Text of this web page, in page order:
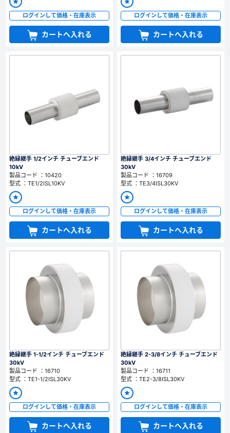
ログインして価格・在庫表示
カートへ入れる
ログインして価格・在庫表示
カートへ入れる
絶縁継手 1/2インチ チューブエンド
10kV
製品コード ：10420
型式 ：TE1/2ISL10KV
ログインして価格・在庫表示
カートへ入れる
絶縁継手 3/4インチ チューブエンド
30kV
製品コード ：16709
型式 ：TE3/4ISL30KV
ログインして価格・在庫表示
カートへ入れる
絶縁継手 1-1/2インチ チューブエンド
30kV
製品コード ：16710
型式 ：TE1-1/2ISL30KV
ログインして価格・在庫表示
カートへ入れる
絶縁継手 2-3/8インチ チューブエンド
30kV
製品コード ：16711
型式 ：TE2-3/8ISL30KV
ログインして価格・在庫表示
カートへ入れる